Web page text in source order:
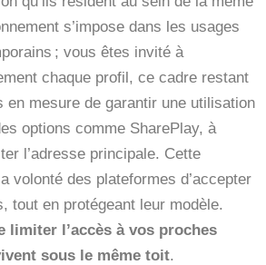
s’impose dans les usages
; vous êtes invité à
chaque profil, ce cadre restant
en mesure de garantir une utilisation
options comme SharePlay, à
l’adresse principale. Cette
volonté des plateformes d’accepter
tout en protégeant leur modèle.
limiter l’accès à vos proches
sous le même toit.